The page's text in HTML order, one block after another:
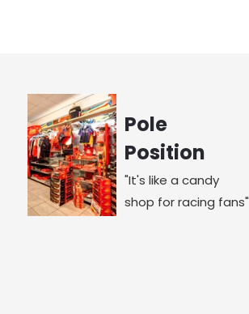
Pole
Position
"It's like a candy
shop for racing fans"